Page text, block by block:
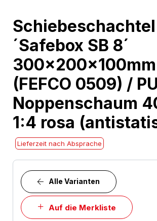
to
the
of
the
images
gallery
Schiebeschachtel
´Safebox SB 8´
(FEFCO 0509) /
Noppenschaum
1:4 rosa
Lieferzeit nach Absprache
Auf die Merkliste
Alle Varianten